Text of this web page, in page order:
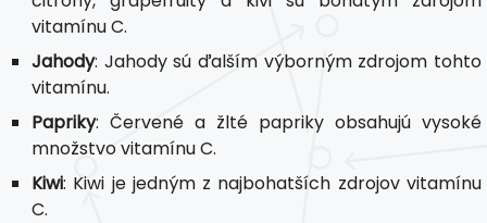
vitamínu C.
Jahody: Jahody sú ďalším výborným zdrojom tohto
vitamínu.
Papriky: Červené a žlté papriky obsahujú vysoké
množstvo vitamínu C.
Kiwi: Kiwi je jedným z najbohatších zdrojov vitamínu
C.